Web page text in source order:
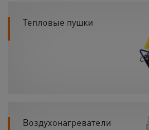
Тепловые пушки
Воздухонагреватели